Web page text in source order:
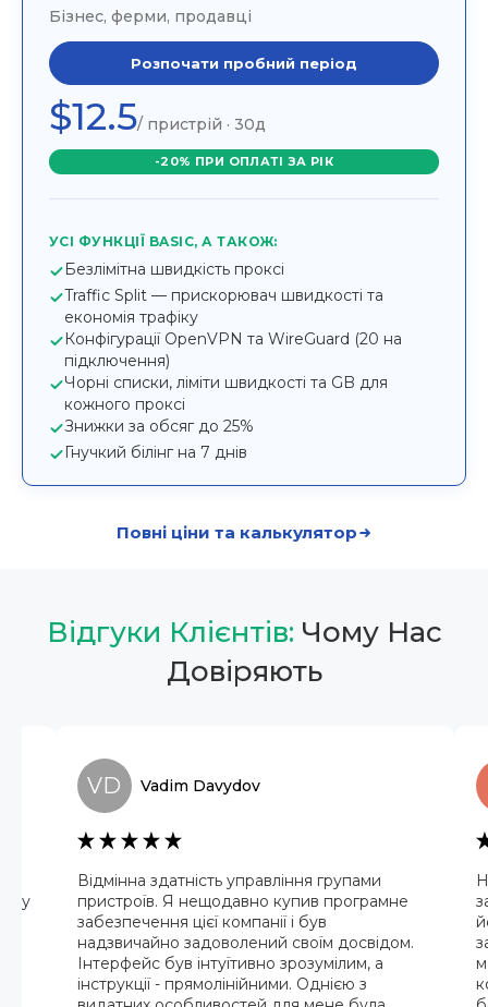
Бізнес, ферми, продавці
Розпочати пробний період
$12.5/ пристрій · 30д
-20% ПРИ ОПЛАТІ ЗА РІК
УСІ ФУНКЦІЇ BASIC, А ТАКОЖ:
Безлімітна швидкість проксі
Traffic Split — прискорювач швидкості та
економія трафіку
Конфігурації OpenVPN та WireGuard (20 на
підключення)
Чорні списки, ліміти швидкості та GB для
кожного проксі
Знижки за обсяг до 25%
Гнучкий білінг на 7 днів
Повні ціни та калькулятор
Відгуки Клієнтів: Чому Нас
Довіряють
у
VD Vadim Davydov
Відмінна здатність управління групами
пристроїв. Я нещодавно купив програмне
забезпечення цієї компанії і був
надзвичайно задоволений своїм досвідом.
Інтерфейс був інтуїтивно зрозумілим, а
інструкції - прямолінійними. Однією з